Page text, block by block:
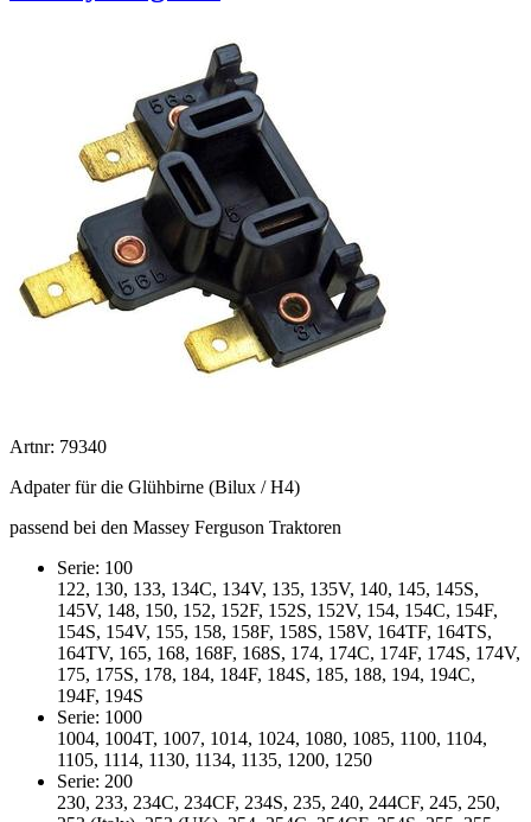
Artnr: 79340
Adpater für die Glühbirne (Bilux / H4)
passend bei den Massey Ferguson Traktoren
Serie: 100
122, 130, 133, 134C, 134V, 135, 135V, 140, 145, 145S,
145V, 148, 150, 152, 152F, 152S, 152V, 154, 154C, 154F,
154S, 154V, 155, 158, 158F, 158S, 158V, 164TF, 164TS,
164TV, 165, 168, 168F, 168S, 174, 174C, 174F, 174S, 174V,
175, 175S, 178, 184, 184F, 184S, 185, 188, 194, 194C,
194F, 194S
Serie: 1000
1004, 1004T, 1007, 1014, 1024, 1080, 1085, 1100, 1104,
1105, 1114, 1130, 1134, 1135, 1200, 1250
Serie: 200
230, 233, 234C, 234CF, 234S, 235, 240, 244CF, 245, 250,